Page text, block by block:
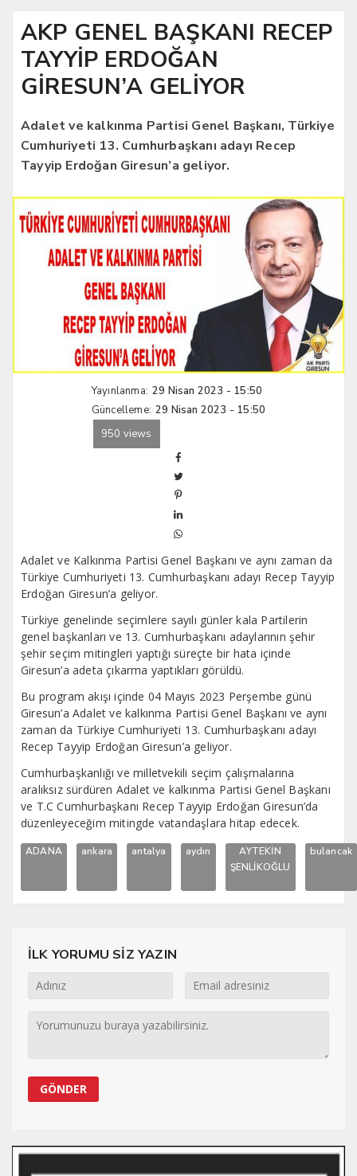
AKP GENEL BAŞKANI RECEP
TAYYİP ERDOĞAN
GİRESUN’A GELİYOR
Adalet ve kalkınma Partisi Genel Başkanı, Türkiye
Cumhuriyeti 13. Cumhurbaşkanı adayı Recep
Tayyip Erdoğan Giresun’a geliyor.
Yayınlanma: 29 Nisan 2023 - 15:50
Güncelleme: 29 Nisan 2023 - 15:50
950 views
Adalet ve Kalkınma Partisi Genel Başkanı ve aynı zaman da
Türkiye Cumhuriyeti 13. Cumhurbaşkanı adayı Recep Tayyip
Erdoğan Giresun’a geliyor.
Türkiye genelinde seçimlere sayılı günler kala Partilerin
genel başkanları ve 13. Cumhurbaşkanı adaylarının şehir
şehir seçim mitingleri yaptığı süreçte bir hata içinde
Giresun’a adeta çıkarma yaptıkları görüldü.
Bu program akışı içinde 04 Mayıs 2023 Perşembe günü
Giresun’a Adalet ve kalkınma Partisi Genel Başkanı ve aynı
zaman da Türkiye Cumhuriyeti 13. Cumhurbaşkanı adayı
Recep Tayyip Erdoğan Giresun’a geliyor.
Cumhurbaşkanlığı ve milletvekili seçim çalışmalarına
aralıksız sürdüren Adalet ve kalkınma Partisi Genel Başkanı
ve T.C Cumhurbaşkanı Recep Tayyip Erdoğan Giresun’da
düzenleyeceğim mitingde vatandaşlara hitap edecek.
ADANA ankara antalya aydın
AYTEKİN
ŞENLİKOĞLU
bulancak
İLK YORUMU SİZ YAZIN